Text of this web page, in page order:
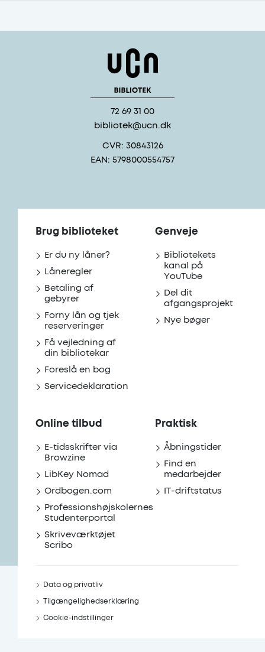
72 69 31 00
bibliotek@ucn.dk
CVR: 30843126
EAN: 5798000554757
Brug biblioteket
Er du ny låner?
Låneregler
Betaling af
gebyrer
Forny lån og tjek
reserveringer
Få vejledning af
din bibliotekar
Foreslå en bog
Servicedeklaration
Genveje
Bibliotekets
kanal på
YouTube
Del dit
afgangsprojekt
Nye bøger
Online tilbud
E-tidsskrifter via
Browzine
LibKey Nomad
Ordbogen.com
Professionshøjskolernes
Studenterportal
Skriveværktøjet
Scribo
Praktisk
Åbningstider
Find en
medarbejder
IT-driftstatus
Data og privatliv
Tilgængelighedserklæring
Cookie-indstillinger